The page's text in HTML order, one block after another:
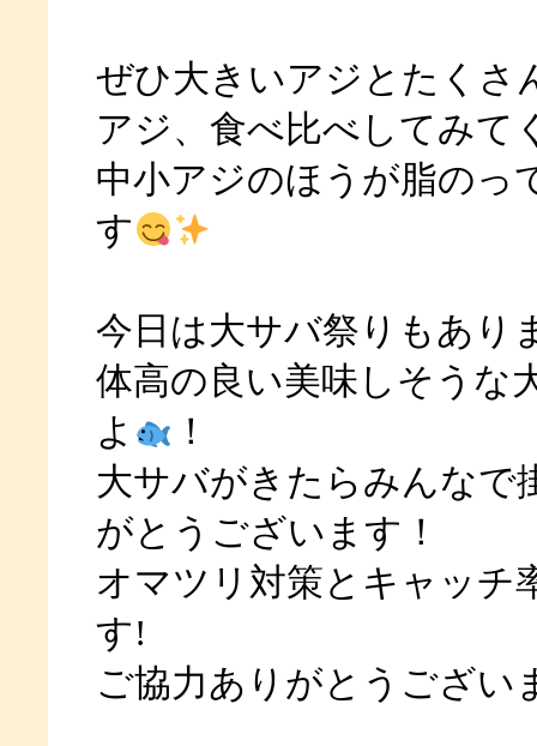
ぜひ大きいアジとたくさ
アジ、食べ比べしてみて
中小アジのほうが脂のっ
す
今日は大サバ祭りもあり
体高の良い美味しそうな
よ
！
大サバがきたらみんなで
がとうございます！
オマツリ対策とキャッチ
す!
ご協力ありがとうござい